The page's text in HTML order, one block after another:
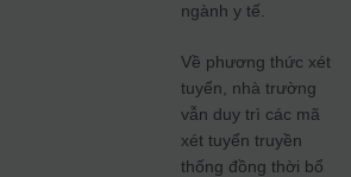
ngành y tế.
Về phương thức xét
tuyển, nhà trường
vẫn duy trì các mã
xét tuyển truyền
thống đồng thời bổ